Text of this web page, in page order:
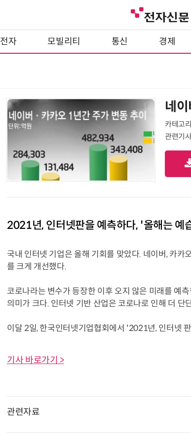
전자 모빌리티 통신 경제
네
카테고
관련기
2021년, 인터넷판을 예측하다, '올해는 예
국내 인터넷 기업은 올해 기회를 맞았다. 네이버, 카카
를 크게 개선했다.
코로나라는 변수가 등장한 이후 오지 않은 미래를 예
의미가 크다. 인터넷 기반 산업은 코로나로 인해 더
이달 2일, 한국인터넷기업협회에서 '2021년, 인터넷
기사 바로가기 >
관련자료